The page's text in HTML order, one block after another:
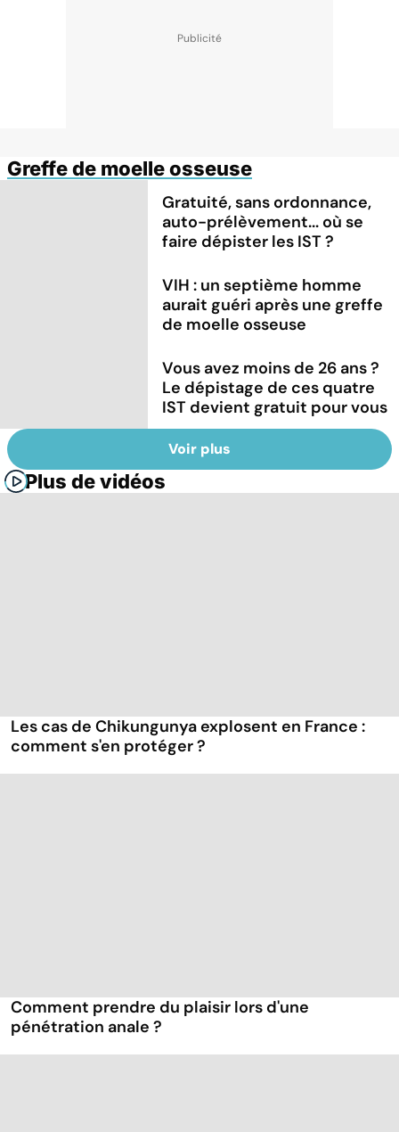
Greffe de moelle osseuse
Gratuité, sans ordonnance,
auto-prélèvement... où se
faire dépister les IST ?
VIH : un septième homme
aurait guéri après une greffe
de moelle osseuse
Vous avez moins de 26 ans ?
Le dépistage de ces quatre
IST devient gratuit pour vous
Voir plus
Plus de vidéos
Les cas de Chikungunya explosent en France :
comment s'en protéger ?
Comment prendre du plaisir lors d'une
pénétration anale ?